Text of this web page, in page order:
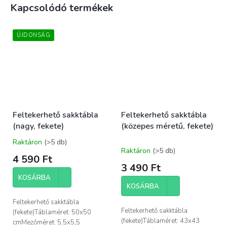
Kapcsolódó termékek
ÚJDONSÁG
Feltekerhető sakktábla
(nagy, fekete)
A
átlagos
értékelése
5-
5,0
csillag.
Raktáron (>5 db)
4 590 Ft
KOSÁRBA
Feltekerhető sakktábla
(fekete)Táblaméret: 50x50
cmMezőméret: 5,5x5,5
Feltekerhető sakktábla
(közepes méretű, fekete)
Raktáron (>5 db)
3 490 Ft
KOSÁRBA
Feltekerhető sakktábla
(fekete)Táblaméret: 43x43